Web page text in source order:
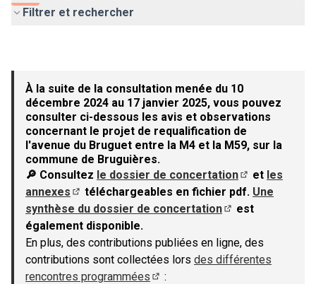
Filtrer et rechercher
À la suite de la consultation menée du 10
décembre 2024 au 17 janvier 2025, vous pouvez
consulter ci-dessous les avis et observations
concernant le projet de requalification de
l'avenue du Bruguet entre la M4 et la M59, sur la
commune de Bruguières.
🔎 Consultez le dossier de concertation
(S'ouvre dans
et les
annexes
(S'ouvre dans un nouvel onglet)
téléchargeables en fichier pdf. Une
synthèse du dossier de concertation
est
également disponible.
En plus, des contributions publiées en ligne, des
contributions sont collectées lors des différentes
rencontres programmées
: